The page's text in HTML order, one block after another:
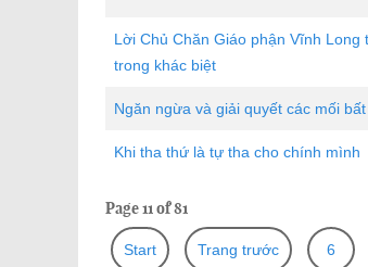
Lời Chủ Chăn Giáo phận Vĩnh
trong khác biệt
Ngăn ngừa và giải quyết các mối
Khi tha thứ là tự tha cho chính mình
Page 11 of 81
Start Trang trước 6